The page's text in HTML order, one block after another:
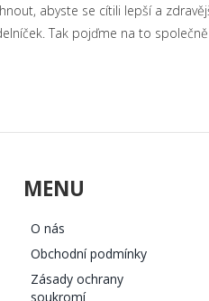
abyste se cítili lepší a
Tak pojďme na to
MENU
O nás
Obchodní podmínky
Zásady ochrany
soukromí